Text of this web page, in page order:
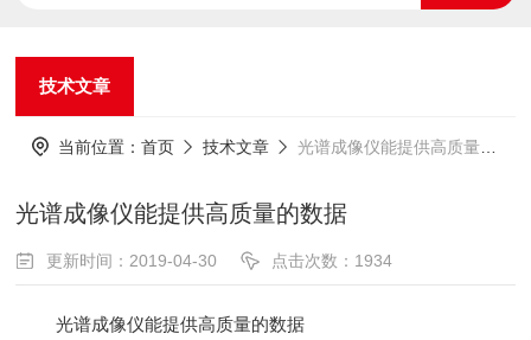
技术文章
当前位置：首页 技术文章 光谱成像仪能提供高质量的数据
光谱成像仪能提供高质量的数据
更新时间：2019-04-30 点击次数：1934
光谱成像仪能提供高质量的数据